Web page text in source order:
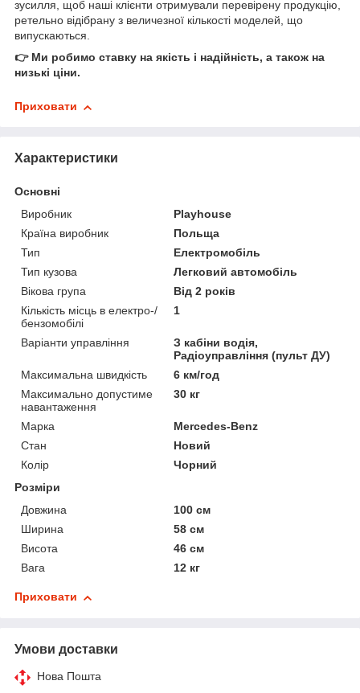
зусилля, щоб наші клієнти отримували перевірену продукцію,
ретельно відібрану з величезної кількості моделей, що
випускаються.
👉 Ми робимо ставку на якість і надійність, а також на
низькі ціни.
Приховати
Характеристики
Основні
Виробник
Playhouse
Країна виробник
Польща
Тип
Електромобіль
Тип кузова
Легковий автомобіль
Вікова група
Від 2 років
Кількість місць в електро-/
бензомобілі
1
Варіанти управління
З кабіни водія,
Радіоуправління (пульт ДУ)
Максимальна швидкість
6 км/год
Максимально допустиме
навантаження
30 кг
Марка
Mercedes-Benz
Стан
Новий
Колір
Чорний
Розміри
Довжина
100 см
Ширина
58 см
Висота
46 см
Вага
12 кг
Приховати
Умови доставки
Нова Пошта